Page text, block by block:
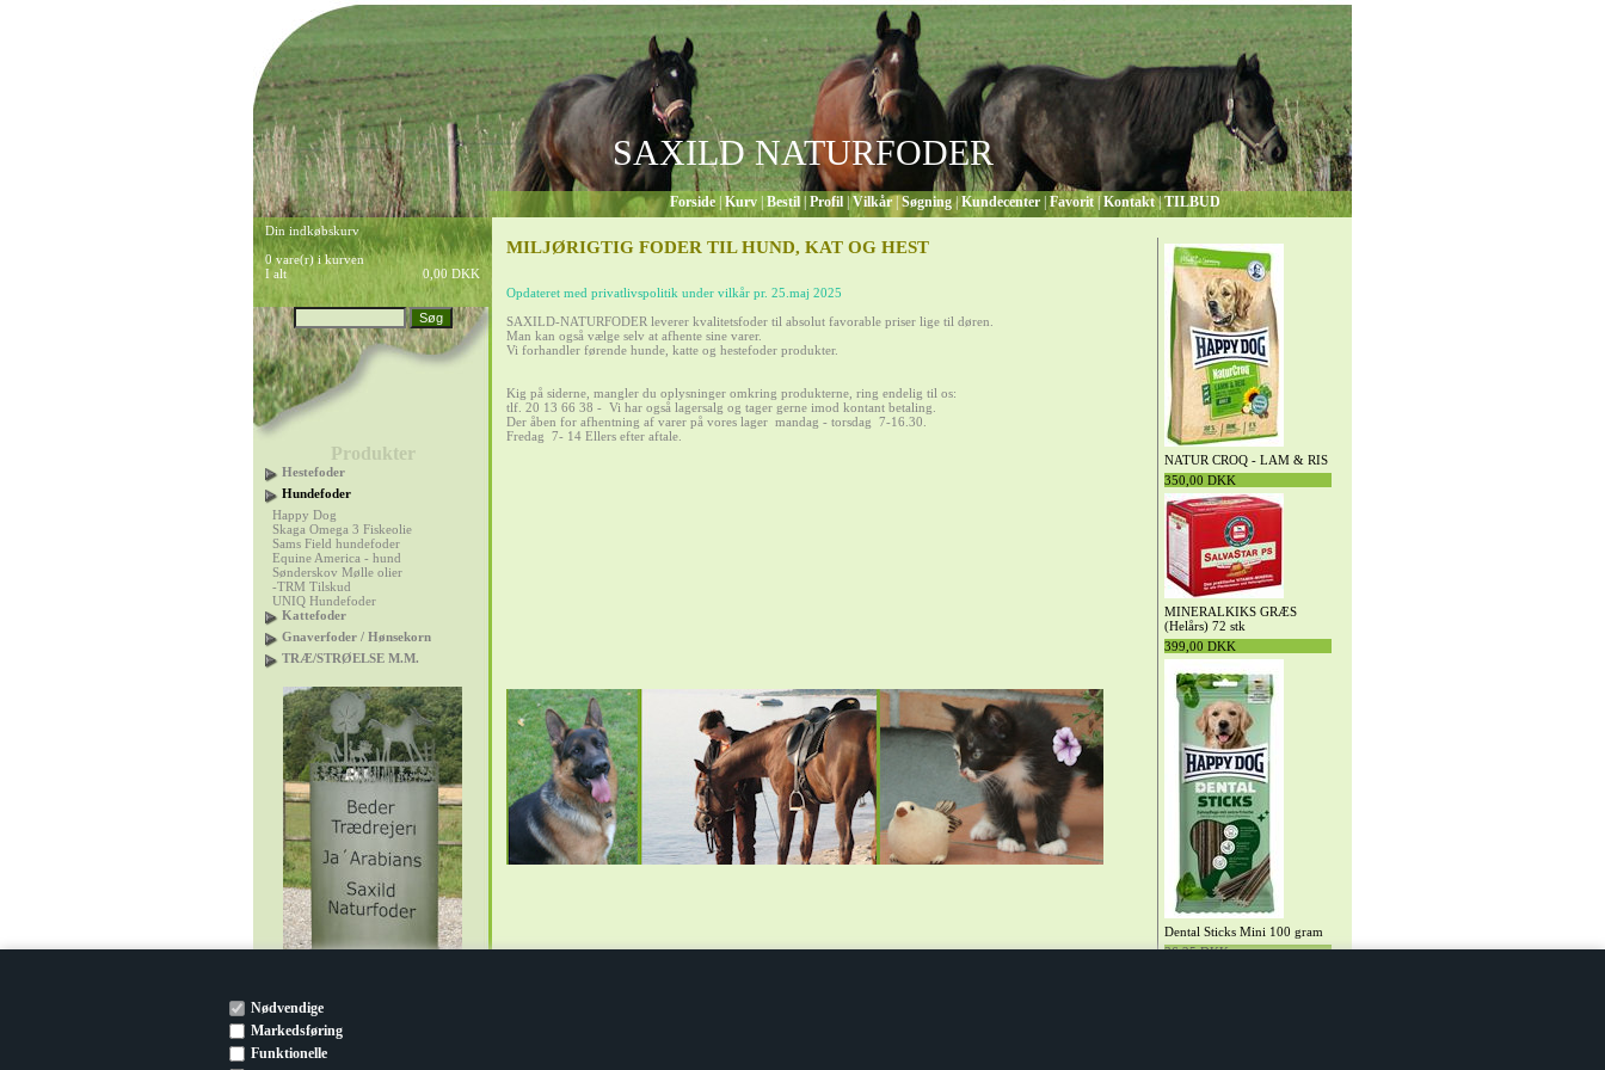
Nødvendige
Markedsføring
Funktionelle
SAXILD NATURFODER
Forside |Kurv Bestil Profil |Vilkår| Søgning| Kundecenter |Favorit|Kontakt|TILBUD
Din indkøbskurv
0 vare(r) i kurven
I alt
0,00 DKK
Produkter
Hestefoder
Hundefoder
Happy Dog
Skaga Omega 3 Fiskeolie
Sams Field hundefoder
Equine America - hund
Sønderskov Mølle olier
-TRM Tilskud
UNIQ Hundefoder
Kattefoder
Gnaverfoder / Hønsekorn
TRÆ/STRØELSE M.M.
MILJØRIGTIG FODER TIL HUND, KAT OG HEST
Opdateret med privatlivspolitik under vilkår pr. 25.maj 2025
SAXILD-NATURFODER leverer kvalitetsfoder til absolut favorable priser lige til døren.
Man kan også vælge selv at afhente sine varer.
Vi forhandler førende hunde, katte og hestefoder produkter.
Kig på siderne, mangler du oplysninger omkring produkterne, ring endelig til os:
tlf. 20 13 66 38 - Vi har også lagersalg og tager gerne imod kontant betaling.
Der åben for afhentning af varer på vores lager mandag - torsdag 7-16.30.
Fredag 7- 14 Ellers efter aftale.
NATUR CROQ - LAM & RIS
350,00 DKK
MINERALKIKS GRÆS
(Helårs) 72 stk
399,00 DKK
Dental Sticks Mini 100 gram
36,25 DKK